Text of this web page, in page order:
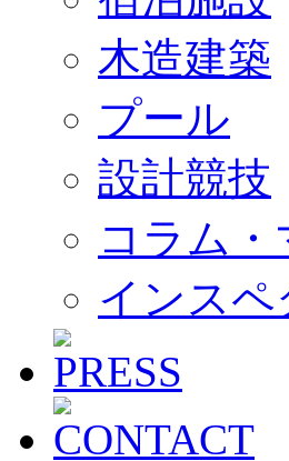
木造建築
プール
設計競技
コラム・
インスペ